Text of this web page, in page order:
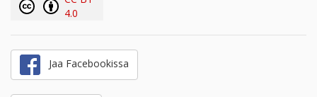
4.0
Jaa Facebookissa